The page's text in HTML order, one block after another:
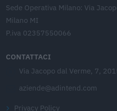
Sede Operativa Milano: Via
Milano MI
P.iva 02357550066
CONTATTACI
Via Jacopo dal Verme, 7,
aziende@adintend.com
Privacy Policy